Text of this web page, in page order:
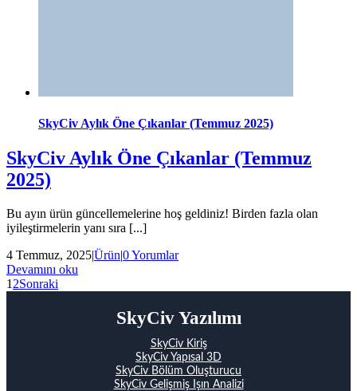
SkyCiv Aylık Öne Çıkanlar (Temmuz 2025)
SkyCiv Aylık Öne Çıkanlar (Temmuz
2025)
Bu ayın ürün güncellemelerine hoş geldiniz! Birden fazla olan
iyileştirmelerin yanı sıra [...]
4 Temmuz, 2025|Ürün|0 Yorumlar
Devamını oku
1 2Sonraki
SkyCiv Yazılımı
SkyCiv Kiriş
SkyCiv Yapısal 3D
SkyCiv Bölüm Oluşturucu
SkyCiv Gelişmiş Işın Analizi